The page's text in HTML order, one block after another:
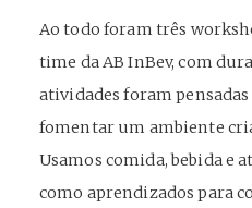
Ao todo foram três
time da AB InBev, com
atividades foram
fomentar um ambiente
Usamos comida, bebida e
como aprendizados para